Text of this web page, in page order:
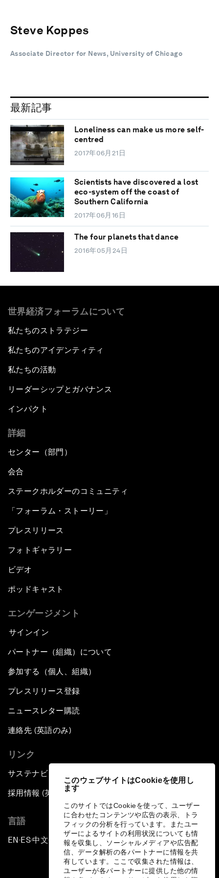
このウェブサイトはCookieを使用し
ます
このサイトではCookieを使って、ユーザー
に合わせたコンテンツや広告の表示、トラ
フィックの分析を行っています。またユー
ザーによるサイトの利用状況についても情
報を収集し、ソーシャルメディアや広告配
信、データ解析の各パートナーに情報を共
有しています。ここで収集された情報は、
ユーザーが各パートナーに提供した他の情
Steve Koppes
Associate Director for News, University of Chicago
最新記事
Loneliness can make us more self-
centred
2017年06月21日
Scientists have discovered a lost
eco-system off the coast of
Southern California
2017年06月16日
The four planets that dance
2016年05月24日
世界経済フォーラムについて
私たちのストラテジー
私たちのアイデンティティ
私たちの活動
リーダーシップとガバナンス
インパクト
詳細
センター（部門）
会合
ステークホルダーのコミュニティ
「フォーラム・ストーリー」
プレスリリース
フォトギャラリー
ビデオ
ポッドキャスト
エンゲージメント
サインイン
パートナー（組織）について
参加する（個人、組織）
プレスリリース登録
ニュースレター購読
連絡先 (英語のみ)
リンク
サステナビリティへの取り組み
採用情報 (英語のみ)
言語
EN ▪ES▪中文▪ 日本語